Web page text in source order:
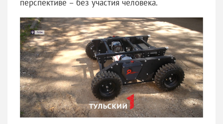
перспективе – без участия человека.